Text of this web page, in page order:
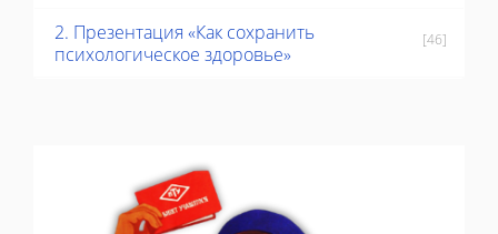
2. Презентация «Как сохранить
психологическое здоровье»
[46]